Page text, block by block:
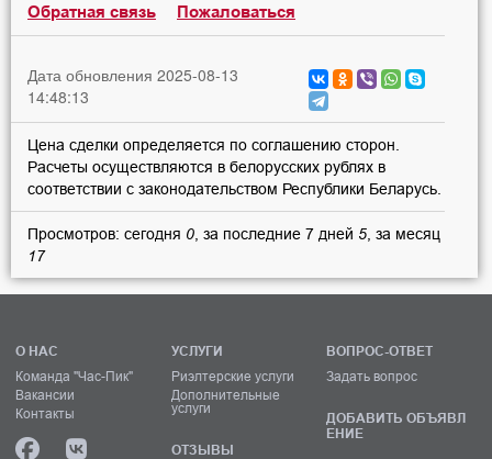
Обратная связь Пожаловаться
Дата обновления 2025-08-13
14:48:13
Цена сделки определяется по соглашению сторон.
Расчеты осуществляются в белорусских рублях в
соответствии с законодательством Республики Беларусь.
Просмотров: сегодня 0 , за последние 7 дней 5 , за месяц
17
О НАС
Команда "Час-Пик"
Вакансии
Контакты
УСЛУГИ
Риэлтерские услуги
Дополнительные
услуги
ОТЗЫВЫ
ВОПРОС-ОТВЕТ
Задать вопрос
ДОБАВИТЬ ОБЪЯВЛ
ЕНИЕ